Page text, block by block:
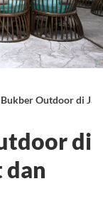
Outdoor di
di
dan